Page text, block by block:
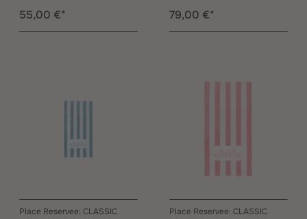
55,00 €*
79,00 €*
Place Reservee: CLASSIC Place Reservee: CLASSIC